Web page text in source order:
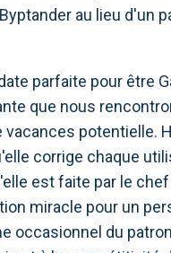
au lieu d'un
parfaite pour être
que nous
potentielle.
corrige chaque
est faite par le
miracle pour un
occasionnel du